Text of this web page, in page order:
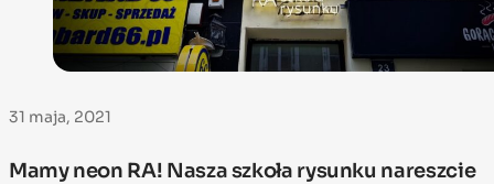
31 maja, 2021
Mamy neon RA! Nasza szkoła rysunku nareszcie